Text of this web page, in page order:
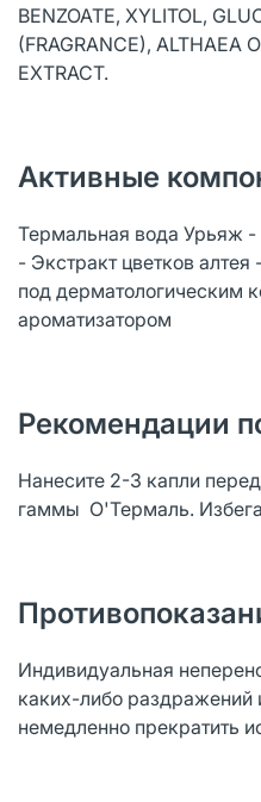
BENZOATE, XYLITOL,
(FRAGRANCE), ALTHAEA
EXTRACT.
Активные
Термальная вода Урьяж -
- Экстракт цветков
под дерматологическим
ароматизатором
Рекомендации
Нанесите 2-3 капли
гаммы О'Термаль.
Индивидуальная
каких-либо раздражений
немедленно прекратить